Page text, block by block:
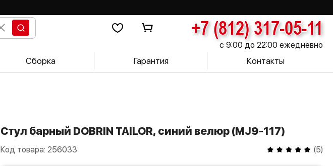
+7 (812) 317-05-11
с 9:00 до 22:00 ежедневно
Сборка Гарантия Контакты
Стул барный DOBRIN TAILOR, синий велюр (MJ9-117)
Код товара: 256033 (5)